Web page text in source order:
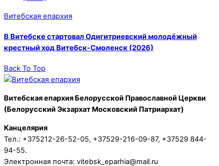
Витебская епархия
В Витебске стартовал Одигитриевский молодёжный
крестный ход Витебск-Смоленск (2026)
Back To Top
Витебская епархия Белорусской Православной Церкви
(Белорусский Экзархат Московский Патриархат)
Канцелярия
Тел.: +375212-26-52-05, +37529-216-09-87, +37529 844-
94-55.
Электронная почта: vitebsk_eparhia@mail.ru